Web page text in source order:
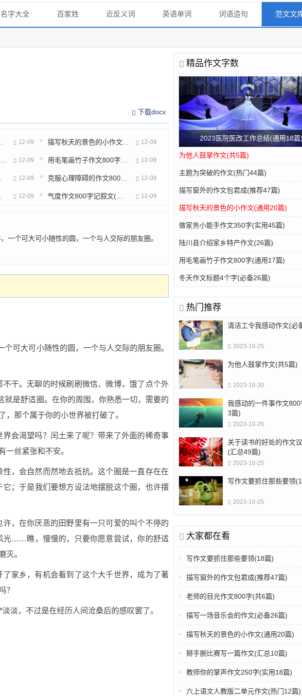
名字大全 百家姓 近反义词 英语单词 词语造句 范文文
下载docx
12-09 12-09
12-09 12-09
12-09 12-09
12-09 12-09
一个可大可小随性的圆，一个与人交际的朋友圈。
可大可小随性的圆，一个与人交际的朋友圈。
干。无聊的时候刷刷微信、微博，饿了点个外
是舒适圈。在你的周围，你熟悉一切，需要的
那个属于你的小世界被打破了。
会渴望吗？闰土来了呢？带来了外面的稀奇事
一丝紧张和不安。
，会自然而然地去抵抗。这个圈是一直存在在
；于是我们要想方设法地摆脱这个圈，也许摆
，在你厌恶的田野里有一只可爱的叫个不停的
光……瞧，慢慢的，只要你愿意尝试，你的舒适
灭。
家乡，有机会看到了这个大千世界，成为了著
？
淡，不过是在经历人间沧桑后的感叹罢了。
精品作文字数
2023医院医改工作总结(通用18篇
为他人鼓掌作文(共5篇)
主题为突破的作文(热门44篇)
描写窗外的作文包君成(推荐47篇)
描写秋天的景色的小作文(通用20篇)
做家务小能手作文350字(实用45篇)
陆川县介绍家乡特产作文(26篇)
用毛笔画竹子作文800字(通用17篇)
冬天作文标题4个字(必备26篇)
热门推荐
清洁工令我感动作文(必
2023-10-25
为他人鼓掌作文(共5篇)
2023-10-30
我感动的一件事作文
3篇)
2023-10-26
关于读书的好处的作文
(汇总49篇)
2023-10-25
写作文要抓住那些要领
2023-10-25
大家都在看
写作文要抓住那些要领(18篇)
描写窗外的作文包君成(推荐47篇)
老师的目光作文800字(共6篇)
描写一场音乐会的作文(必备26篇)
描写秋天的景色的小作文(通用20篇)
掰手腕比赛写一篇作文(汇总10篇)
教师你的掌声作文250字(实用18篇)
六上语文人教版二单元作文(热门12篇)